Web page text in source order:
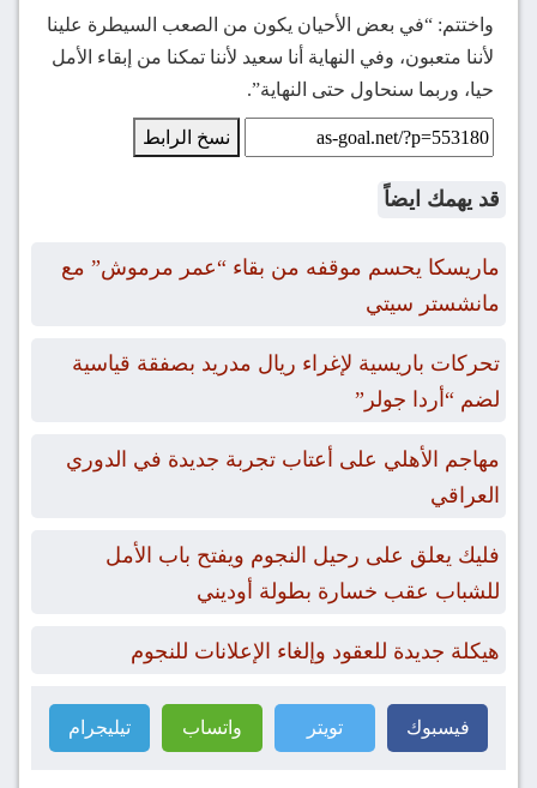
واختتم: “في بعض الأحيان يكون من الصعب السيطرة علينا
لأننا متعبون، وفي النهاية أنا سعيد لأننا تمكنا من إبقاء الأمل
حيا، وربما سنحاول حتى النهاية”.
نسخ الرابط
قد يهمك ايضاً
ماريسكا يحسم موقفه من بقاء “عمر مرموش” مع
مانشستر سيتي
تحركات باريسية لإغراء ريال مدريد بصفقة قياسية
لضم “أردا جولر”
مهاجم الأهلي على أعتاب تجربة جديدة في الدوري
العراقي
فليك يعلق على رحيل النجوم ويفتح باب الأمل
للشباب عقب خسارة بطولة أوديني
هيكلة جديدة للعقود وإلغاء الإعلانات للنجوم
فيسبوك تويتر واتساب تيليجرام